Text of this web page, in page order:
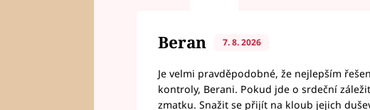
Beran 7. 8. 2026
Je velmi pravděpodobné, že nejlepším
kontroly, Berani. Pokud jde o srdeční
zmatku. Snažit se přijít na kloub jejich